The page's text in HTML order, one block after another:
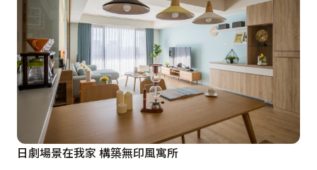
日劇場景在我家 構築無印風寓所